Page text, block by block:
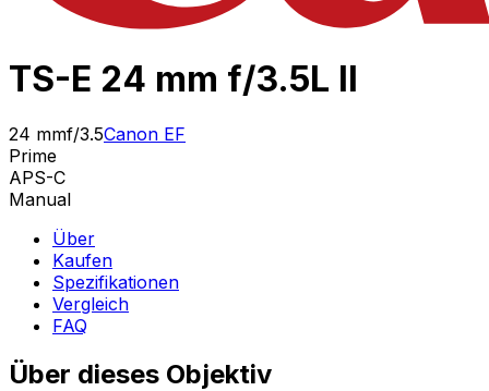
TS-E 24 mm f/3.5L II
24 mmf/3.5Canon EF
Prime
APS-C
Manual
Über
Kaufen
Spezifikationen
Vergleich
FAQ
Über dieses Objektiv